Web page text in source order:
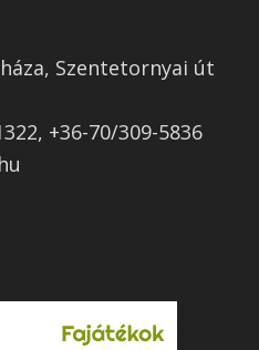
Szentetornyai út
+36-70/309-5836